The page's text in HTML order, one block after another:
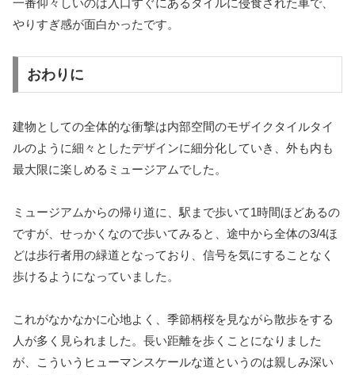
一番仰々しいのは入口すぐにあるタイルに侵食された車で、
やりすぎ感が面白かったです。
おわりに
建物としての全体的な衝撃は内部空間のモザイクタイルタイ
ルのように細々としたデザインに細分化していき、外も内も
最大限に楽しめるミュージアムでした。
ミュージアムからの帰り道に、駅まで歩いて1時間ほどあるの
ですが、せっかくなので歩いてみると、途中から全体の3/4ほ
どは歩行者用の緑道となっており、信号を気にすることなく
歩けるようになっていました。
これがなかなかに心地よく、季節柄桜を見ながら散歩をする
人が多く見られました。長い距離を歩くことになりました
が、こういうヒューマンスケールな道というのは親しみ深い